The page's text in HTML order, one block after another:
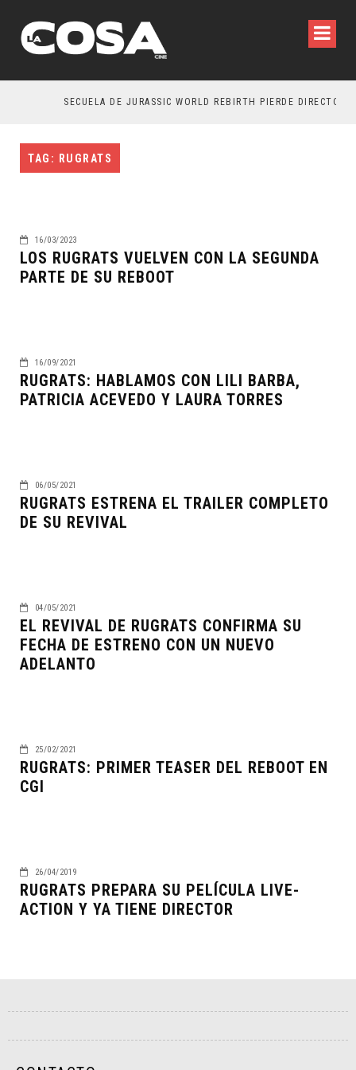
SECUELA DE JURASSIC WORLD REBIRTH PIERDE DIRECTOR
TAG: RUGRATS
16/03/2023
LOS RUGRATS VUELVEN CON LA SEGUNDA
PARTE DE SU REBOOT
16/09/2021
RUGRATS: HABLAMOS CON LILI BARBA,
PATRICIA ACEVEDO Y LAURA TORRES
06/05/2021
RUGRATS ESTRENA EL TRAILER COMPLETO
DE SU REVIVAL
04/05/2021
EL REVIVAL DE RUGRATS CONFIRMA SU
FECHA DE ESTRENO CON UN NUEVO
ADELANTO
25/02/2021
RUGRATS: PRIMER TEASER DEL REBOOT EN
CGI
26/04/2019
RUGRATS PREPARA SU PELÍCULA LIVE-
ACTION Y YA TIENE DIRECTOR